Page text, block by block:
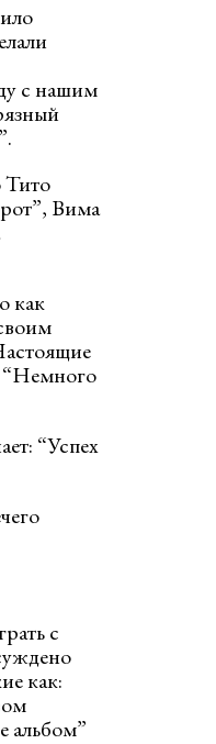
с нашим
Тито
Вима
как
“Немного
“Успех
с
как:
альбом”